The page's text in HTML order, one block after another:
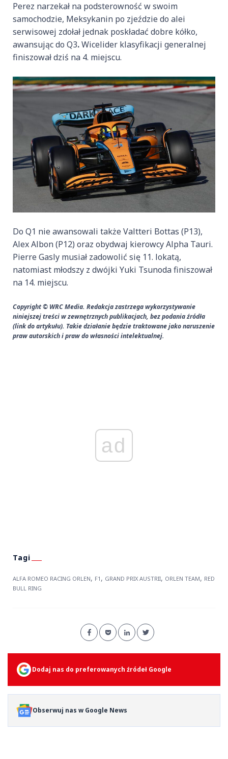
Perez narzekał na podsterowność w swoim
samochodzie, Meksykanin po zjeździe do alei
serwisowej zdołał jednak poskładać dobre kółko,
awansując do Q3.Wicelider klasyfikacji generalnej
finiszował dziś na 4. miejscu.
Do Q1 nie awansowali także Valtteri Bottas (P13),
Alex Albon (P12) oraz obydwaj kierowcy Alpha Tauri.
Pierre Gasly musiał zadowolić się 11. lokatą,
natomiast młodszy z dwójki Yuki Tsunoda finiszował
na 14. miejscu.
Copyright © WRC Media. Redakcja zastrzega wykorzystywanie
niniejszej treści w zewnętrznych publikacjach, bez podania źródła
(link do artykułu). Takie działanie będzie traktowane jako naruszenie
praw autorskich i praw do własności intelektualnej.
ad
ALFA ROMEO RACING ORLEN, F1 , GRAND PRIX AUSTRII, ORLEN TEAM, RED
BULL RING
Dodaj nas do preferowanych źródeł Google
Obserwuj nas w Google News